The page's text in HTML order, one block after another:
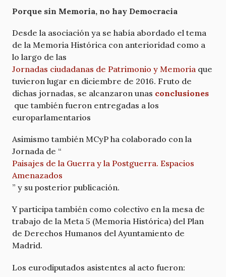
Porque sin Memoria, no hay Democracia
Desde la asociación ya se había abordado el tema
de la Memoria Histórica con anterioridad como a
lo largo de las
Jornadas ciudadanas de Patrimonio y Memoria que
tuvieron lugar en diciembre de 2016. Fruto de
dichas jornadas, se alcanzaron unas conclusiones
que también fueron entregadas a los
europarlamentarios
Asimismo también MCyP ha colaborado con la
Jornada de “
Paisajes de la Guerra y la Postguerra. Espacios
Amenazados
” y su posterior publicación.
Y participa también como colectivo en la mesa de
trabajo de la Meta 5 (Memoria Histórica) del Plan
de Derechos Humanos del Ayuntamiento de
Madrid.
Los eurodiputados asistentes al acto fueron: